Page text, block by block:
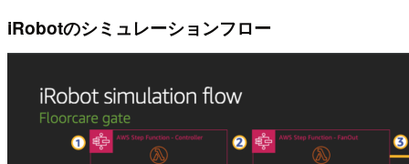
iRobotのシミュレーションフロー